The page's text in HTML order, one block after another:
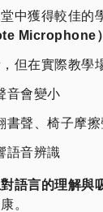
中獲得較佳的
Microphone）
但在實際教學
音會變小
聲、椅子摩擦
語音辨識
語言的理解與
。